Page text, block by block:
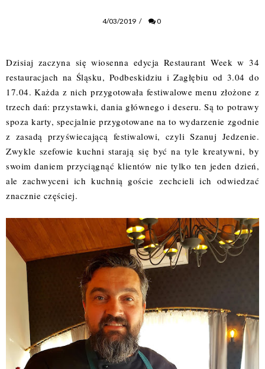
4/03/2019 / 0
Dzisiaj zaczyna się wiosenna edycja Restaurant Week w 34
restauracjach na Śląsku, Podbeskidziu i Zagłębiu od 3.04 do
17.04. Każda z nich przygotowała festiwalowe menu złożone z
trzech dań: przystawki, dania głównego i deseru. Są to potrawy
spoza karty, specjalnie przygotowane na to wydarzenie zgodnie
z zasadą przyświecającą festiwalowi, czyli Szanuj Jedzenie.
Zwykle szefowie kuchni starają się być na tyle kreatywni, by
swoim daniem przyciągnąć klientów nie tylko ten jeden dzień,
ale zachwyceni ich kuchnią goście zechcieli ich odwiedzać
znacznie częściej.